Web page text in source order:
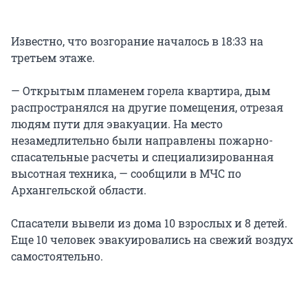
Известно, что возгорание началось в 18:33 на
третьем этаже.
— Открытым пламенем горела квартира, дым
распространялся на другие помещения, отрезая
людям пути для эвакуации. На место
незамедлительно были направлены пожарно-
спасательные расчеты и специализированная
высотная техника, — сообщили в МЧС по
Архангельской области.
Спасатели вывели из дома 10 взрослых и 8 детей.
Еще 10 человек эвакуировались на свежий воздух
самостоятельно.